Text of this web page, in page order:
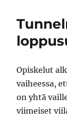
Opiskelut
vaiheessa,
on yhtä
viimeiset